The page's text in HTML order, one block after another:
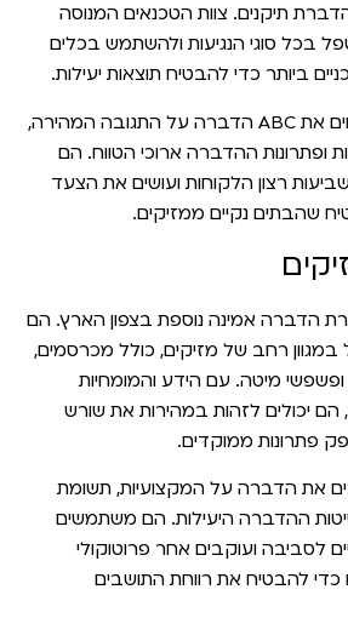
תיקנים. צוות הטכנאים המנוסה
בכל סוגי הנגיעות ולהשתמש בכלים
ביותר כדי להבטיח תוצאות יעילות.
הלקוחות משבחים את ABC הדברה על התגובה המהירה,
ופתרונות ההדברה ארוכי הטווח. הם
רצון הלקוחות ועושים את הצעד
שהבתים נקיים ממזיקים.
הדברה אמינה נוספת בצפון הארץ. הם
רחב של מזיקים, כולל מכרסמים,
מיטה. עם הידע והמומחיות
יכולים לזהות במהירות את שורש
פתרונות ממוקדים.
את הדברה על המקצועיות, תשומת
ההדברה היעילות. הם משתמשים
לסביבה ועוקבים אחר פרוטוקולי
כדי להבטיח את רווחת התושבים